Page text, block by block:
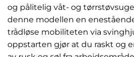
og pålitelig våt- og
denne modellen en
trådløse mobiliteten via
oppstarten gjør at du raskt og